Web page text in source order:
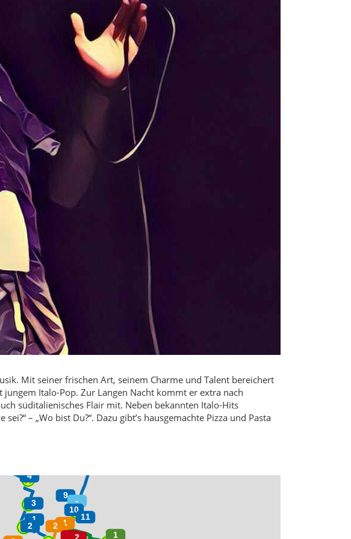
Mit seiner frischen Art, seinem Charme und Talent bereichert
Italo-Pop. Zur Langen Nacht kommt er extra nach
süditalienisches Flair mit. Neben bekannten Italo-Hits
– „Wo bist Du?“. Dazu gibt’s hausgemachte Pizza und Pasta